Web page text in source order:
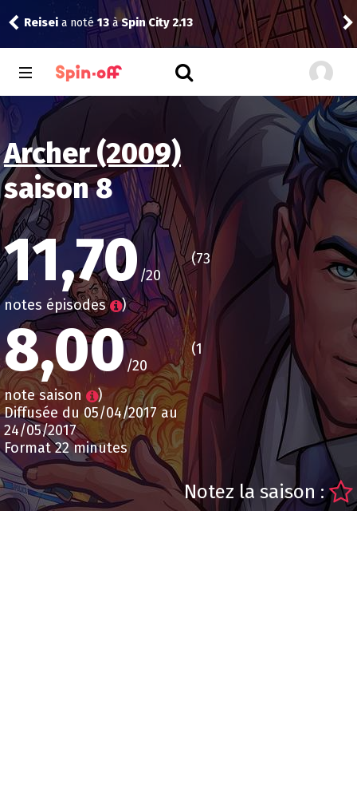
Reisei a noté13 àSpin City 2.13
Archer (2009)
saison 8
11,70/20
(73
notes épisodes )
8,00/20
(1
note saison
)
Diffusée du 05/04/2017 au
24/05/2017
Format 22 minutes
Notez la saison :